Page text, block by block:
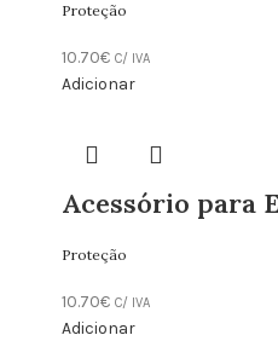
Proteção
10.70€ C/ IVA
Adicionar
Acessório para
Proteção
10.70€ C/ IVA
Adicionar